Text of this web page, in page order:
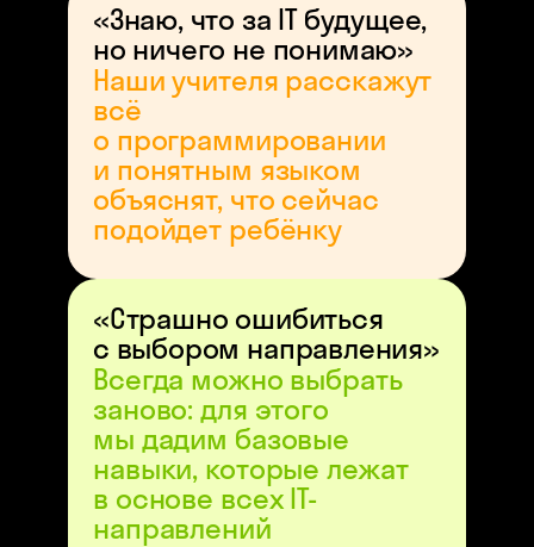
«Знаю, что за IT будущее,
но ничего не понимаю»
Наши учителя расскажут
всё
о программировании
и понятным языком
объяснят, что сейчас
подойдет ребёнку
«Страшно ошибиться
с выбором направления»
Всегда можно выбрать
заново: для этого
мы дадим базовые
навыки, которые лежат
в основе всех IT-
направлений